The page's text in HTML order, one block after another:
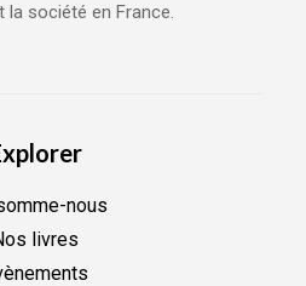
la société en France.
nous
livres